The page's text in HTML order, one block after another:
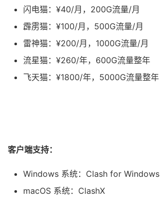
闪电猫：¥40/月，200G流量/月
霹雳猫：¥100/月，500G流量/月
雷神猫：¥200/月，1000G流量/月
流星猫：¥260/年，600G流量整年
飞天猫：¥1800/年，5000G流量整年
客户端支持：
Windows 系统：Clash for Windows
macOS 系统：ClashX